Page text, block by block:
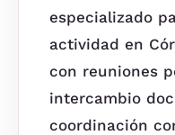
especializado
actividad en
con reuniones
intercambio
coordinación